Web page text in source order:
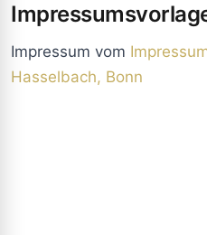
Impressum vom
Hasselbach, Bonn